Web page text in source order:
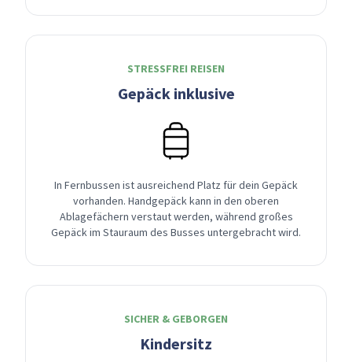
STRESSFREI REISEN
Gepäck inklusive
In Fernbussen ist ausreichend Platz für dein Gepäck
vorhanden. Handgepäck kann in den oberen
Ablagefächern verstaut werden, während großes
Gepäck im Stauraum des Busses untergebracht wird.
SICHER & GEBORGEN
Kindersitz